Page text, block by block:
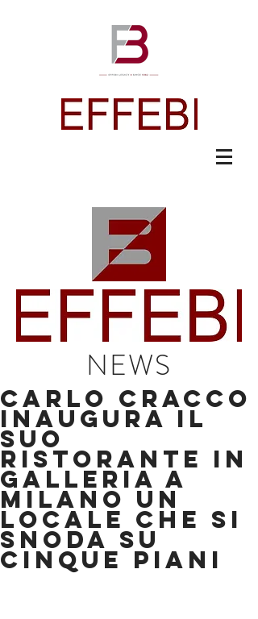
NEWS
Carlo Cracco
inaugura il
suo
ristorante in
Galleria a
Milano Un
locale che si
snoda su
cinque piani